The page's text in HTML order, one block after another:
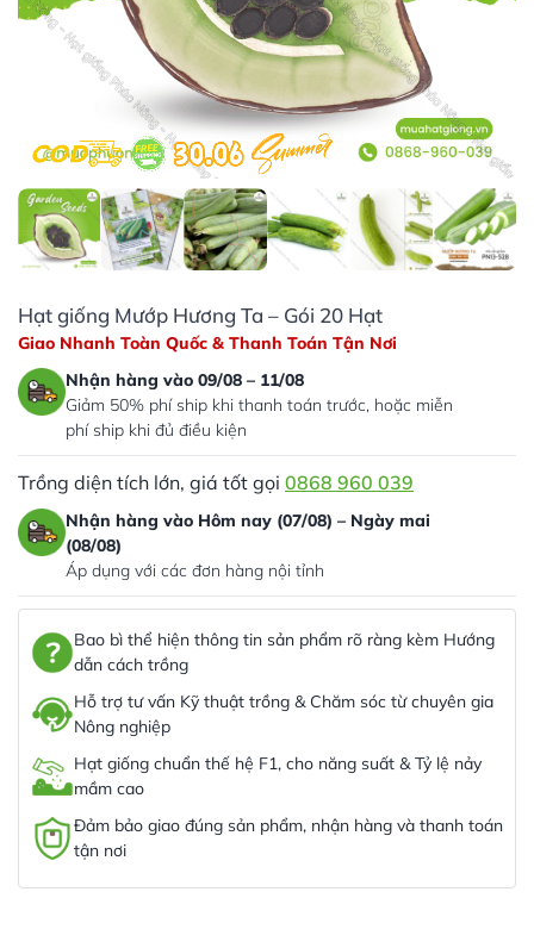
Hạt giống Mướp Hương Ta – Gói 20 Hạt
Giao Nhanh Toàn Quốc & Thanh Toán Tận Nơi
Nhận hàng vào 09/08 – 11/08
Giảm 50% phí ship khi thanh toán trước, hoặc miễn
phí ship khi đủ điều kiện
Trồng diện tích lớn, giá tốt gọi 0868 960 039
Nhận hàng vào Hôm nay (07/08) – Ngày mai
(08/08)
Áp dụng với các đơn hàng nội tỉnh
Bao bì thể hiện thông tin sản phẩm rõ ràng kèm Hướng
dẫn cách trồng
Hỗ trợ tư vấn Kỹ thuật trồng & Chăm sóc từ chuyên gia
Nông nghiệp
Hạt giống chuẩn thế hệ F1, cho năng suất & Tỷ lệ nảy
mầm cao
Đảm bảo giao đúng sản phẩm, nhận hàng và thanh toán
tận nơi